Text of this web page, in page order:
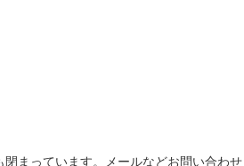
まっています。メールなどお問い合わせ